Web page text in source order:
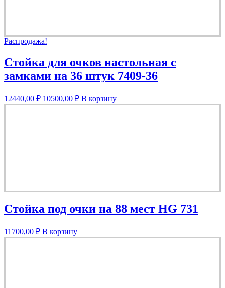
Распродажа!
Стойка для очков настольная с
замками на 36 штук 7409-36
12440,00₽ Первоначальная
цена
10500,00 ₽Текущая
цена:
В корзину
Стойка под очки на 88 мест HG 731
11700,00 ₽ В корзину